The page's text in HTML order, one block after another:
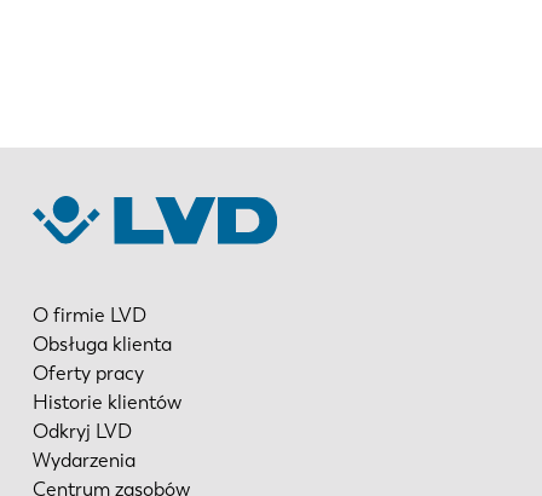
O firmie LVD
Obsługa klienta
Oferty pracy
Historie klientów
Odkryj LVD
Wydarzenia
Centrum zasobów
DE IT
ES
KO